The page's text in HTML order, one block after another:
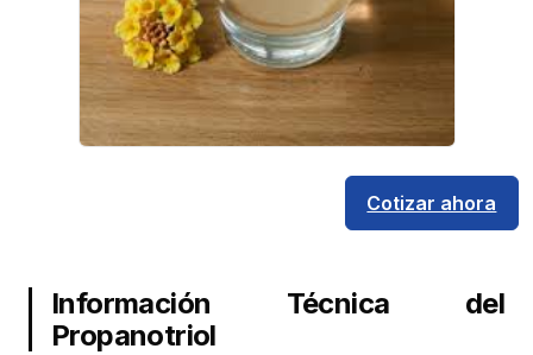
Cotizar ahora
Información Técnica del
Propanotriol